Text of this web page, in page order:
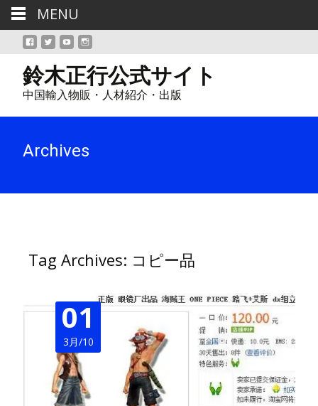
鈴木正行公式サイト
中国輸入物販・人材紹介・出版
Archives
Tag Archives: コピー品
01
3月/10
MENU